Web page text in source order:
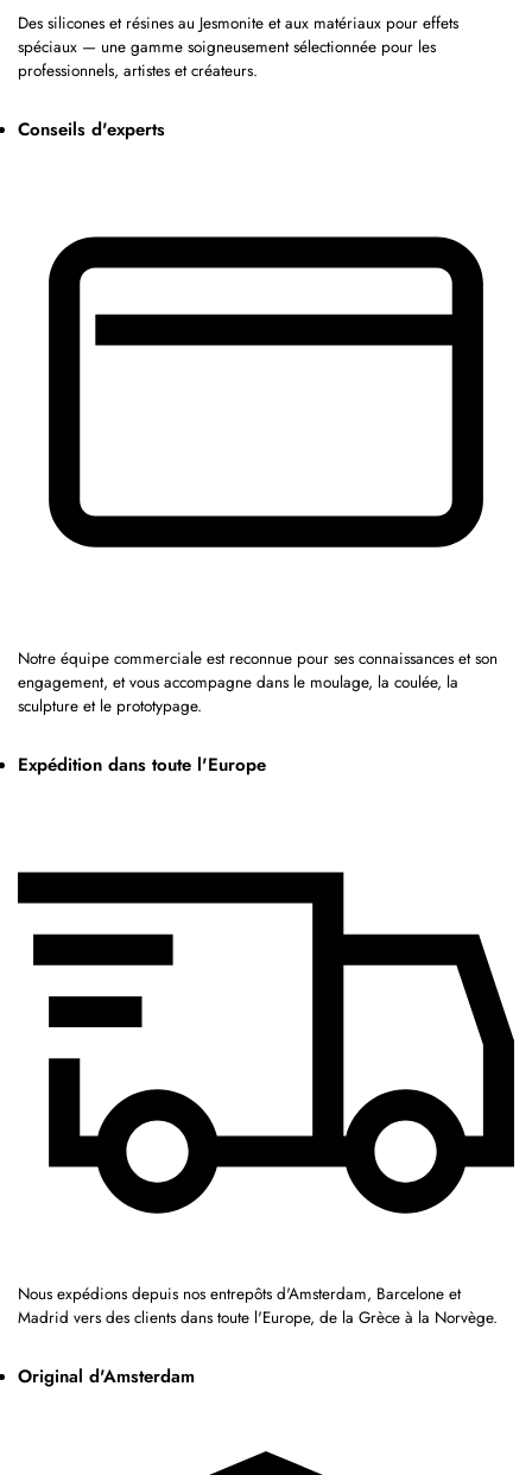
Des silicones et résines au Jesmonite et aux matériaux pour effets
spéciaux — une gamme soigneusement sélectionnée pour les
professionnels, artistes et créateurs.
Conseils d'experts
Notre équipe commerciale est reconnue pour ses connaissances et son
engagement, et vous accompagne dans le moulage, la coulée, la
sculpture et le prototypage.
Expédition dans toute l'Europe
Nous expédions depuis nos entrepôts d'Amsterdam, Barcelone et
Madrid vers des clients dans toute l'Europe, de la Grèce à la Norvège.
Original d'Amsterdam